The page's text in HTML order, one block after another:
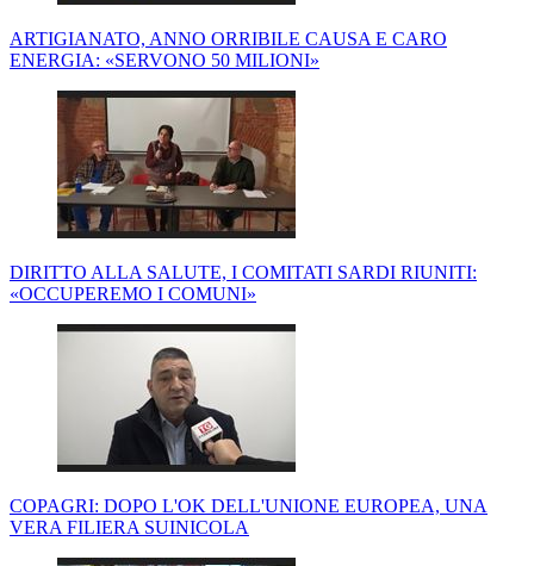
ARTIGIANATO, ANNO ORRIBILE CAUSA E CARO
ENERGIA: «SERVONO 50 MILIONI»
DIRITTO ALLA SALUTE, I COMITATI SARDI RIUNITI:
«OCCUPEREMO I COMUNI»
COPAGRI: DOPO L'OK DELL'UNIONE EUROPEA, UNA
VERA FILIERA SUINICOLA